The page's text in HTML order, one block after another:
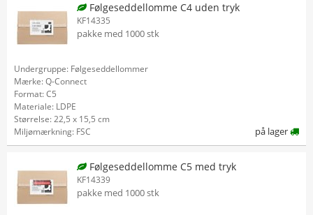
Følgeseddellomme C4 uden tryk
KF14335
pakke med 1000 stk
Undergruppe: Følgeseddellommer
Mærke: Q-Connect
Format: C5
Materiale: LDPE
Størrelse: 22,5 x 15,5 cm
Miljømærkning: FSC
på lager
Følgeseddellomme C5 med tryk
KF14339
pakke med 1000 stk